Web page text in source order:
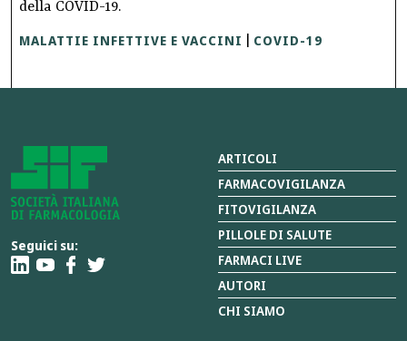
della COVID-19.
MALATTIE INFETTIVE E VACCINI COVID-19
Seguici su:
ARTICOLI
FARMACOVIGILANZA
FITOVIGILANZA
PILLOLE DI SALUTE
FARMACI LIVE
AUTORI
CHI SIAMO